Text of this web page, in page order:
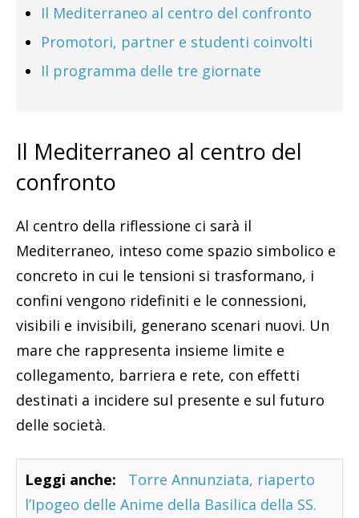
Il Mediterraneo al centro del confronto
Promotori, partner e studenti coinvolti
Il programma delle tre giornate
Il Mediterraneo al centro del
confronto
Al centro della riflessione ci sarà il
Mediterraneo, inteso come spazio simbolico e
concreto in cui le tensioni si trasformano, i
confini vengono ridefiniti e le connessioni,
visibili e invisibili, generano scenari nuovi. Un
mare che rappresenta insieme limite e
collegamento, barriera e rete, con effetti
destinati a incidere sul presente e sul futuro
delle società.
Leggi anche:
Torre Annunziata, riaperto
l’Ipogeo delle Anime della Basilica della SS.